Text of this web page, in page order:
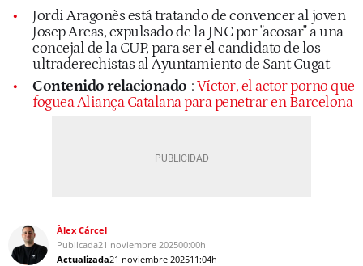
Jordi Aragonès está tratando de convencer al joven
Josep Arcas, expulsado de la JNC por "acosar" a una
concejal de la CUP, para ser el candidato de los
ultraderechistas al Ayuntamiento de Sant Cugat
Contenido relacionado :Víctor, el actor porno que
foguea Aliança Catalana para penetrar en Barcelona
Àlex Cárcel
Publicada21 noviembre 202500:00h
Actualizada21 noviembre 202511:04h